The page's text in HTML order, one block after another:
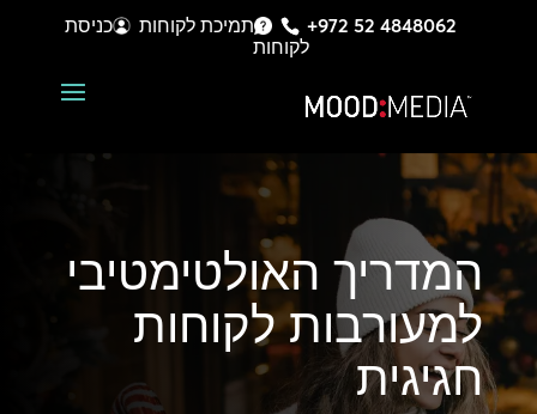
+972 52 4848062 תמיכת לקוחות
כניסת
לקוחות
המדריך האולטימטיבי
למעורבות לקוחות
חגיגית